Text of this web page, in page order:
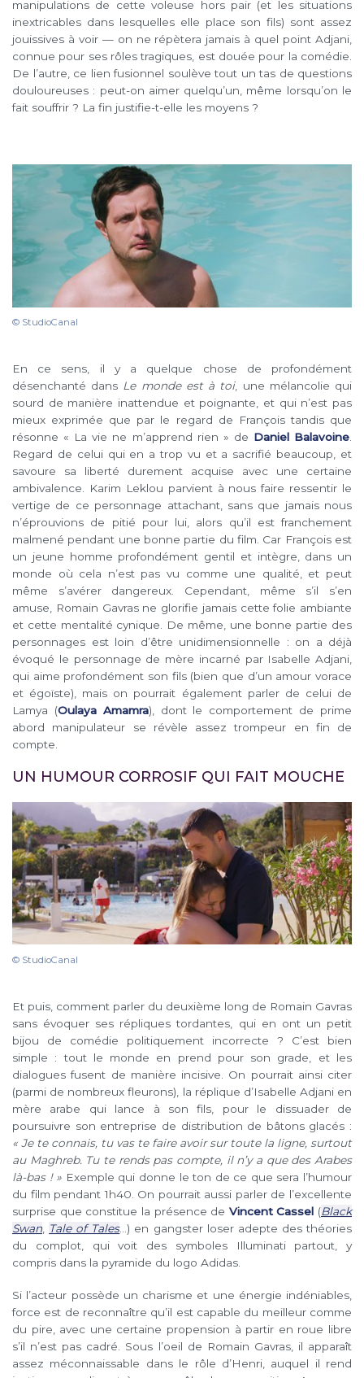
manipulations de cette voleuse hors pair (et les situations
inextricables dans lesquelles elle place son fils) sont assez
jouissives à voir — on ne répètera jamais à quel point Adjani,
connue pour ses rôles tragiques, est douée pour la comédie.
De l’autre, ce lien fusionnel soulève tout un tas de questions
douloureuses : peut-on aimer quelqu’un, même lorsqu’on le
fait souffrir ? La fin justifie-t-elle les moyens ?
© StudioCanal
En ce sens, il y a quelque chose de profondément
désenchanté dans Le monde est à toi, une mélancolie qui
sourd de manière inattendue et poignante, et qui n’est pas
mieux exprimée que par le regard de François tandis que
résonne « La vie ne m’apprend rien » de Daniel Balavoine
Regard de celui qui en a trop vu et a sacrifié beaucoup, et
savoure sa liberté durement acquise avec une certaine
ambivalence. Karim Leklou parvient à nous faire ressentir le
vertige de ce personnage attachant, sans que jamais nous
n’éprouvions de pitié pour lui, alors qu’il est franchement
malmené pendant une bonne partie du film. Car François est
un jeune homme profondément gentil et intègre, dans un
monde où cela n’est pas vu comme une qualité, et peut
même s’avérer dangereux. Cependant, même s’il s’en
amuse, Romain Gavras ne glorifie jamais cette folie ambiante
et cette mentalité cynique. De même, une bonne partie des
personnages est loin d’être unidimensionnelle : on a déjà
évoqué le personnage de mère incarné par Isabelle Adjani,
qui aime profondément son fils (bien que d’un amour vorace
et égoïste), mais on pourrait également parler de celui de
Lamya (Oulaya Amamra), dont le comportement de prime
abord manipulateur se révèle assez trompeur en fin de
compte.
UN HUMOUR CORROSIF QUI FAIT MOUCHE
© StudioCanal
Et puis, comment parler du deuxième long de Romain Gavras
sans évoquer ses répliques tordantes, qui en ont un petit
bijou de comédie politiquement incorrecte ? C’est bien
simple : tout le monde en prend pour son grade, et les
dialogues fusent de manière incisive. On pourrait ainsi citer
(parmi de nombreux fleurons), la réplique d’Isabelle Adjani en
mère arabe qui lance à son fils, pour le dissuader de
poursuivre son entreprise de distribution de bâtons glacés :
« Je te connais, tu vas te faire avoir sur toute la ligne, surtout
au Maghreb. Tu te rends pas compte, il n’y a que des Arabes
là-bas ! » Exemple qui donne le ton de ce que sera l’humour
du film pendant 1h40. On pourrait aussi parler de l’excellente
surprise que constitue la présence de Vincent Cassel (Black
Swan
Tale of Tales…) en gangster loser adepte des théories
du complot, qui voit des symboles Illuminati partout, y
compris dans la pyramide du logo Adidas.
Si l’acteur possède un charisme et une énergie indéniables,
force est de reconnaître qu’il est capable du meilleur comme
du pire, avec une certaine propension à partir en roue libre
s’il n’est pas cadré. Sous l’oeil de Romain Gavras, il apparaît
assez méconnaissable dans le rôle d’Henri, auquel il rend